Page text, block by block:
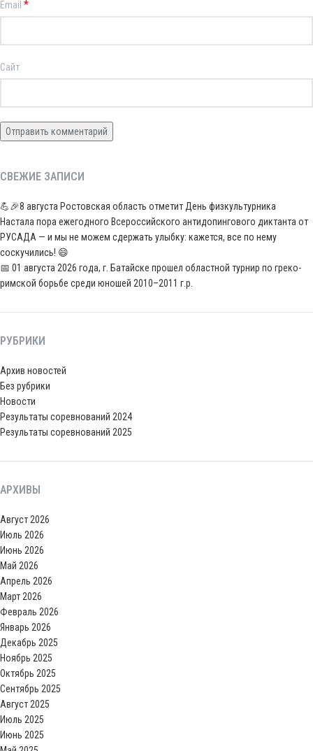
Email *
Сайт
СВЕЖИЕ ЗАПИСИ
💪🎉8 августа Ростовская область отметит День физкультурника
Настала пора ежегодного Всероссийского антидопингового диктанта от
РУСАДА — и мы не можем сдержать улыбку: кажется, все по нему
соскучились! 😄
📅 01 августа 2026 года, г. Батайске прошел областной турнир по греко-
римской борьбе среди юношей 2010–2011 г.р.
РУБРИКИ
Архив новостей
Без рубрики
Новости
Результаты соревнований 2024
Результаты соревнований 2025
АРХИВЫ
Август 2026
Июль 2026
Июнь 2026
Май 2026
Апрель 2026
Март 2026
Февраль 2026
Январь 2026
Декабрь 2025
Ноябрь 2025
Октябрь 2025
Сентябрь 2025
Август 2025
Июль 2025
Июнь 2025